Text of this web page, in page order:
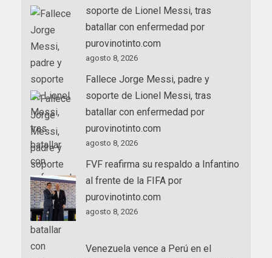
soporte de Lionel Messi, tras
batallar con enfermedad por
purovinotinto.com
agosto 8, 2026
Fallece Jorge Messi, padre y
soporte de Lionel Messi, tras
batallar con enfermedad por
purovinotinto.com
agosto 8, 2026
FVF reafirma su respaldo a Infantino
al frente de la FIFA por
purovinotinto.com
agosto 8, 2026
Venezuela vence a Perú en el